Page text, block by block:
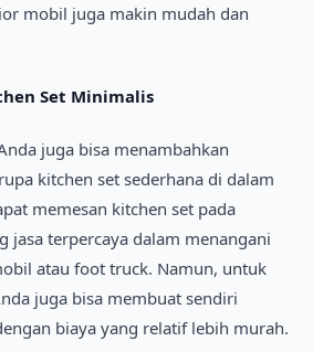
mobil juga makin mudah dan
Set Minimalis
juga bisa menambahkan
kitchen set sederhana di dalam
memesan kitchen set pada
jasa terpercaya dalam menangani
atau foot truck. Namun, untuk
juga bisa membuat sendiri
biaya yang relatif lebih murah.